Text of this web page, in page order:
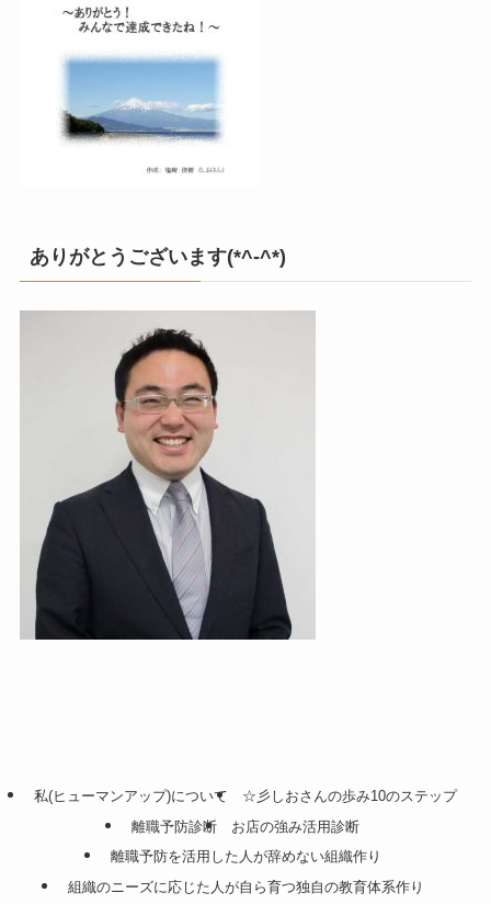
ありがとうございます(*^-^*)
私(ヒューマンアップ)について
☆彡しおさんの歩み10のステップ
離職予防診断
お店の強み活用診断
離職予防を活用した人が辞めない組織作り
組織のニーズに応じた人が自ら育つ独自の教育体系作り